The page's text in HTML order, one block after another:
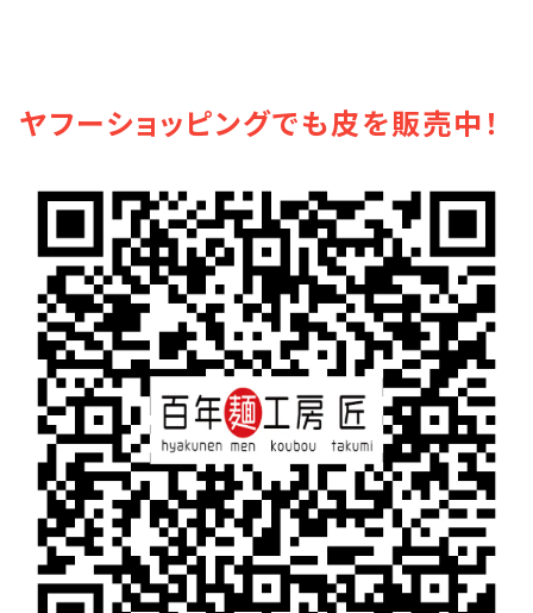
ヤフーショッピングでも皮を販売中！